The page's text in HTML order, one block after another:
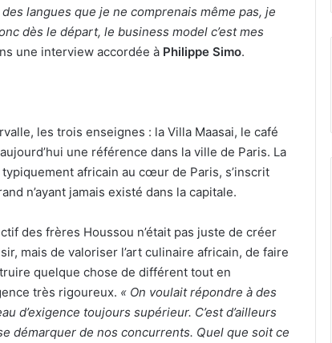
langues que je ne comprenais même pas, je
dès le départ, le business model c’est mes
une interview accordée à Philippe Simo.
les trois enseignes : la Villa Maasai, le café
une référence dans la ville de Paris. La
africain au cœur de Paris, s’inscrit
n’ayant jamais existé dans la capitale.
des frères Houssou n’était pas juste de créer
mais de valoriser l’art culinaire africain, de faire
quelque chose de différent tout en
très rigoureux. « On voulait répondre à des
d’exigence toujours supérieur. C’est d’ailleurs
démarquer de nos concurrents. Quel que soit ce